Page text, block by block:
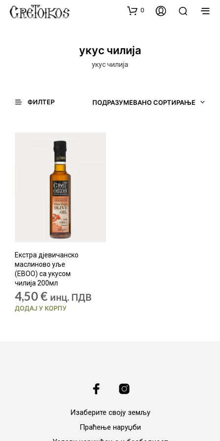
0
укус чилија
укус чилија
ФИЛТЕР ПОДРАЗУМЕВАНО СОРТИРАЊЕ
Екстра дјевичанско
маслиново уље
(ЕВОО) са укусом
чилија 200мл
4,50 € инц. ПДВ
ДОДАЈ У КОРПУ
Изаберите своју земљу
Праћење наруџби